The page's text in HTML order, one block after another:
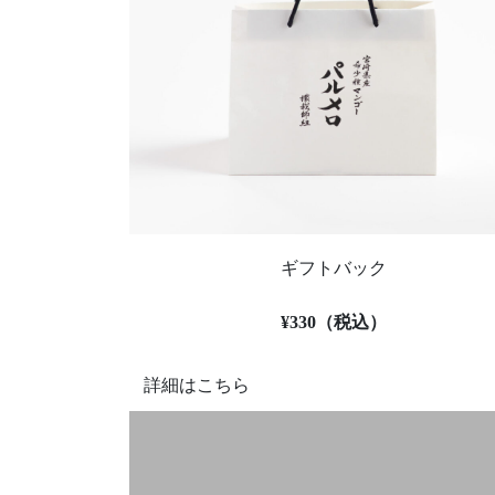
ギフトバック
¥330（税込）
詳細はこちら